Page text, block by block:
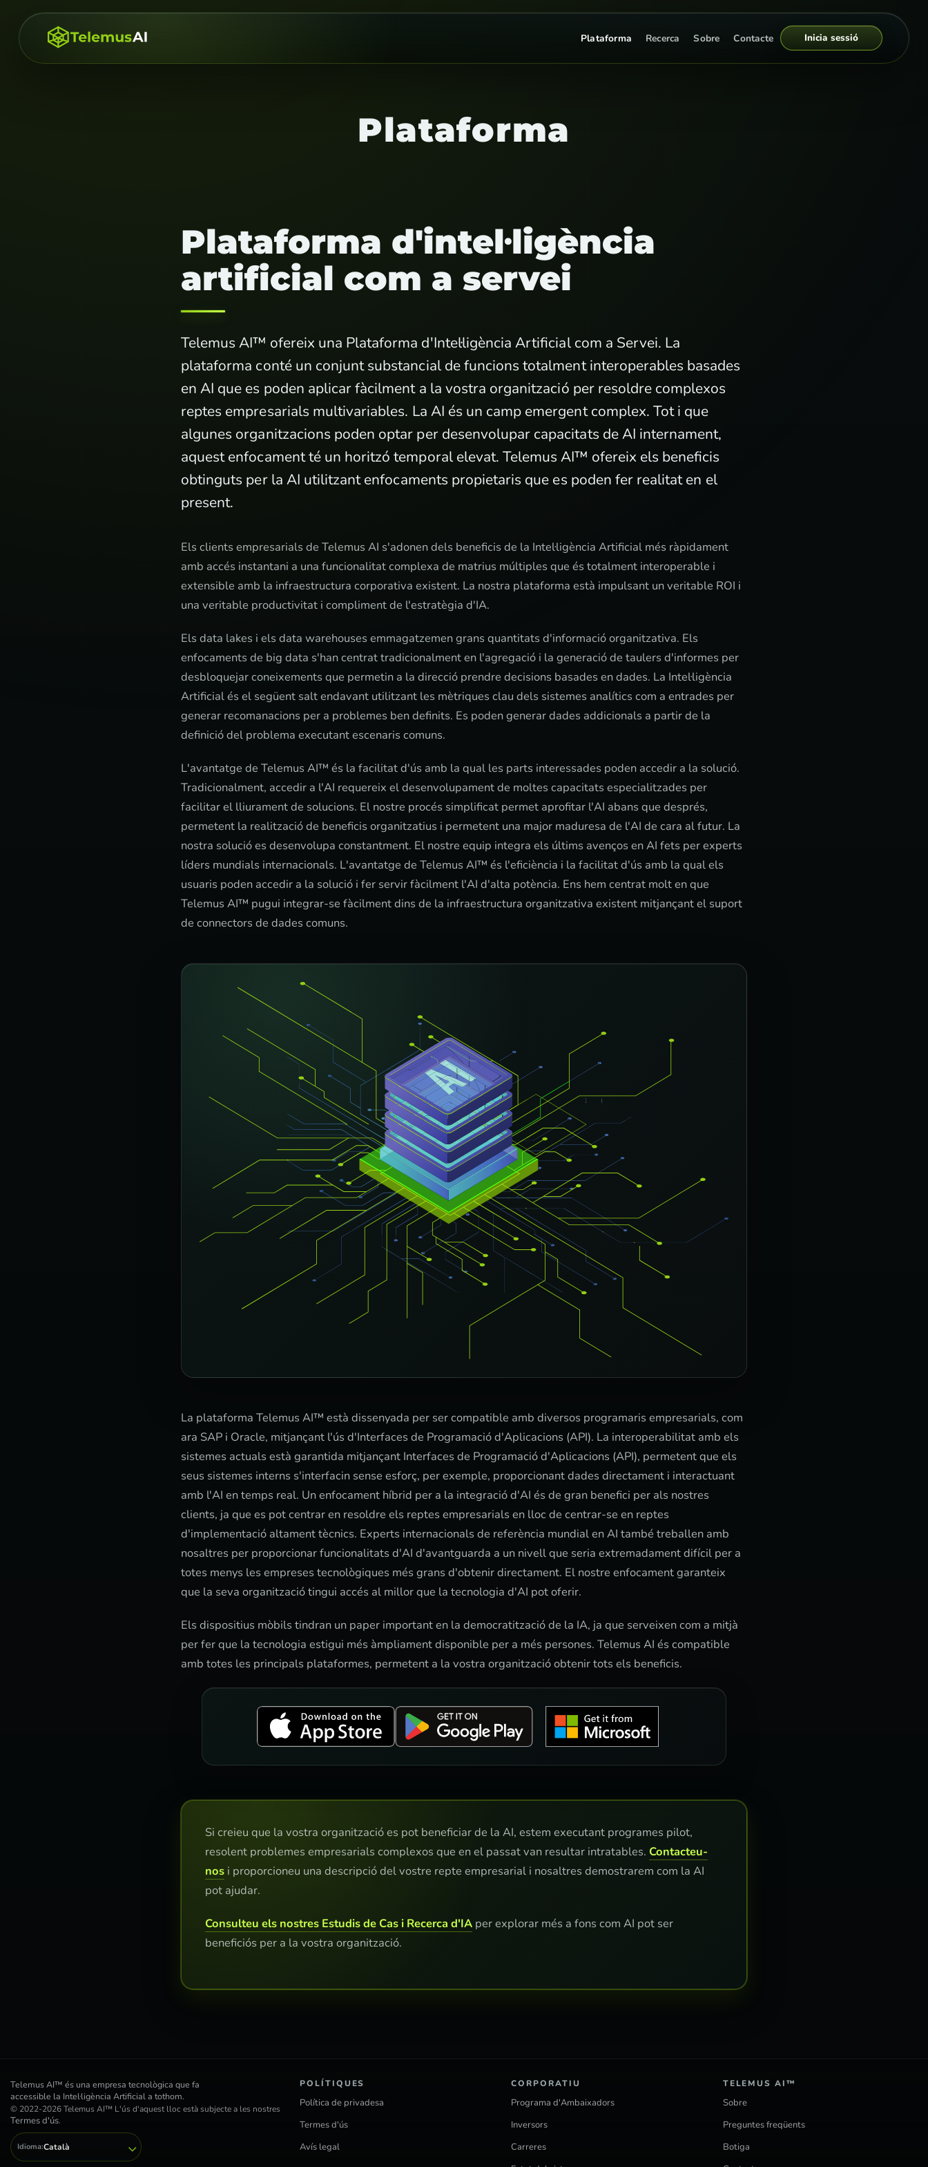
Plataforma Recerca Sobre Contacte Inicia sessió
Plataforma
Plataforma d'intel·ligència
artificial com a servei
Telemus AI™ ofereix una Plataforma d'Intel·ligència Artificial com a Servei. La
plataforma conté un conjunt substancial de funcions totalment interoperables basades
en AI que es poden aplicar fàcilment a la vostra organització per resoldre complexos
reptes empresarials multivariables. La AI és un camp emergent complex. Tot i que
algunes organitzacions poden optar per desenvolupar capacitats de AI internament,
aquest enfocament té un horitzó temporal elevat. Telemus AI™ ofereix els beneficis
obtinguts per la AI utilitzant enfocaments propietaris que es poden fer realitat en el
present.
Els clients empresarials de Telemus AI s'adonen dels beneficis de la Intel·ligència Artificial més ràpidament
amb accés instantani a una funcionalitat complexa de matrius múltiples que és totalment interoperable i
extensible amb la infraestructura corporativa existent. La nostra plataforma està impulsant un veritable ROI i
una veritable productivitat i compliment de l'estratègia d'IA.
Els data lakes i els data warehouses emmagatzemen grans quantitats d'informació organitzativa. Els
enfocaments de big data s'han centrat tradicionalment en l'agregació i la generació de taulers d'informes per
desbloquejar coneixements que permetin a la direcció prendre decisions basades en dades. La Intel·ligència
Artificial és el següent salt endavant utilitzant les mètriques clau dels sistemes analítics com a entrades per
generar recomanacions per a problemes ben definits. Es poden generar dades addicionals a partir de la
definició del problema executant escenaris comuns.
L'avantatge de Telemus AI™ és la facilitat d'ús amb la qual les parts interessades poden accedir a la solució.
Tradicionalment, accedir a l'AI requereix el desenvolupament de moltes capacitats especialitzades per
facilitar el lliurament de solucions. El nostre procés simplificat permet aprofitar l'AI abans que després,
permetent la realització de beneficis organitzatius i permetent una major maduresa de l'AI de cara al futur. La
nostra solució es desenvolupa constantment. El nostre equip integra els últims avenços en AI fets per experts
líders mundials internacionals. L'avantatge de Telemus AI™ és l'eficiència i la facilitat d'ús amb la qual els
usuaris poden accedir a la solució i fer servir fàcilment l'AI d'alta potència. Ens hem centrat molt en que
Telemus AI™ pugui integrar-se fàcilment dins de la infraestructura organitzativa existent mitjançant el suport
de connectors de dades comuns.
La plataforma Telemus AI™ està dissenyada per ser compatible amb diversos programaris empresarials, com
ara SAP i Oracle, mitjançant l'ús d'Interfaces de Programació d'Aplicacions (API). La interoperabilitat amb els
sistemes actuals està garantida mitjançant Interfaces de Programació d'Aplicacions (API), permetent que els
seus sistemes interns s'interfacin sense esforç, per exemple, proporcionant dades directament i interactuant
amb l'AI en temps real. Un enfocament híbrid per a la integració d'AI és de gran benefici per als nostres
clients, ja que es pot centrar en resoldre els reptes empresarials en lloc de centrar-se en reptes
d'implementació altament tècnics. Experts internacionals de referència mundial en AI també treballen amb
nosaltres per proporcionar funcionalitats d'AI d'avantguarda a un nivell que seria extremadament difícil per a
totes menys les empreses tecnològiques més grans d'obtenir directament. El nostre enfocament garanteix
que la seva organització tingui accés al millor que la tecnologia d'AI pot oferir.
Els dispositius mòbils tindran un paper important en la democratització de la IA, ja que serveixen com a mitjà
per fer que la tecnologia estigui més àmpliament disponible per a més persones. Telemus AI és compatible
amb totes les principals plataformes, permetent a la vostra organització obtenir tots els beneficis.
Si creieu que la vostra organització es pot beneficiar de la AI, estem executant programes pilot,
resolent problemes empresarials complexos que en el passat van resultar intratables. Contacteu-
nos i proporcioneu una descripció del vostre repte empresarial i nosaltres demostrarem com la AI
pot ajudar.
Consulteu els nostres Estudis de Cas i Recerca d'IA per explorar més a fons com AI pot ser
beneficiós per a la vostra organització.
Telemus AI™ és una empresa tecnològica que fa
accessible la Intel·ligència Artificial a tothom.
© 2022-2026 Telemus AI™ L'ús d'aquest lloc està subjecte a les nostres
Termes d'ús.
Idioma:Català
POLÍTIQUES
Política de privadesa
Termes d'ús
Avís legal
CORPORATIU
Programa d'Ambaixadors
Inversors
Carreres
TELEMUS AI™
Sobre
Preguntes freqüents
Botiga